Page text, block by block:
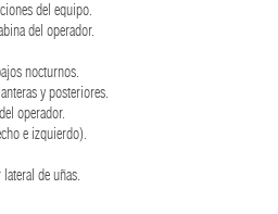
del equipo.
del operador.
nocturnos.
y posteriores.
operador.
e izquierdo).
de uñas.